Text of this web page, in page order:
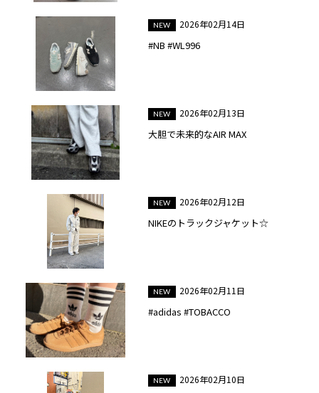
2026年02月14日
#NB #WL996
2026年02月13日
大胆で未来的なAIR MAX
2026年02月12日
NIKEのトラックジャケット☆
2026年02月11日
#adidas #TOBACCO
2026年02月10日